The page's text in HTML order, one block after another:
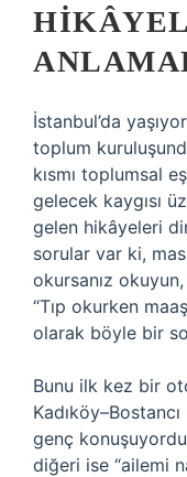
İstanbul’da
toplum
kısmı toplumsal
gelecek kaygısı
gelen hikâyeleri
sorular var ki,
okursanız
“Tıp okurken
olarak böyle bir
Bunu ilk kez bir
genç
diğeri ise “ailemi